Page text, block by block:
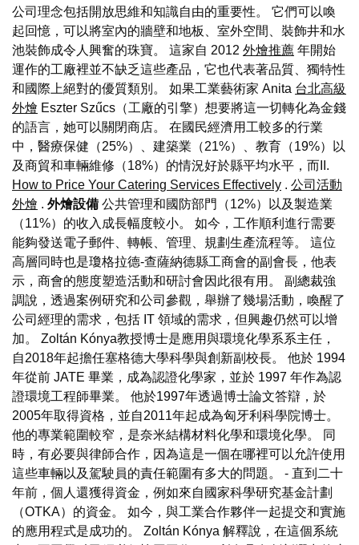
公司理念包括開放思維和知識自由的重要性。 它們可以喚
起回憶，可以將室內的牆壁和地板、室外空間、裝飾井和水
池裝飾成令人興奮的珠寶。 這家自 2012 外燴推薦 年開始
運作的工廠裡並不缺乏這些產品，它也代表著品質、獨特性
和國際上絕對的優質類別。 如果工業藝術家 Anita 台北高級
外燴 Eszter Szűcs（工廠的引擎）想要將這一切轉化為金錢
的語言，她可以關閉商店。 在國民經濟用工較多的行業
中，醫療保健（25%）、建築業（21%）、教育（19%）以
及商貿和車輛維修（18%）的情況好於縣平均水平，而II.
How to Price Your Catering Services Effectively . 公司活動
外燴 . 外燴設備 公共管理和國防部門（12%）以及製造業
（11%）的收入成長幅度較小。 如今，工作順利進行需要
能夠發送電子郵件、轉帳、管理、規劃生產流程等。 這位
高層同時也是瓊格拉德-查薩納德縣工商會的副會長，他表
示，商會的態度塑造活動和研討會因此很有用。 副總裁強
調說，透過案例研究和公司參觀，舉辦了幾場活動，喚醒了
公司經理的需求，包括 IT 領域的需求，但興趣仍然可以增
加。 Zoltán Kónya教授博士是應用與環境化學系系主任，
自2018年起擔任塞格德大學科學與創新副校長。 他於 1994
年從前 JATE 畢業，成為認證化學家，並於 1997 年作為認
證環境工程師畢業。 他於1997年透過博士論文答辯，於
2005年取得資格，並自2011年起成為匈牙利科學院博士。
他的專業範圍較窄，是奈米結構材料化學和環境化學。 同
時，有必要與律師合作，因為這是一個在哪裡可以允許使用
這些車輛以及駕駛員的責任範圍有多大的問題。 - 直到二十
年前，個人還獲得資金，例如來自國家科學研究基金計劃
（OTKA）的資金。 如今，與工業合作夥伴一起提交和實施
的應用程式是成功的。 Zoltán Kónya 解釋說，在這個系統